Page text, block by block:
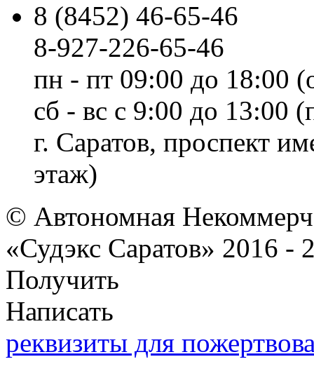
8 (8452) 46-65-46
8-927-226-65-46
пн - пт 09:00 до 18:00
сб - вс с 9:00 до 13:00
г. Саратов, проспект
этаж)
© Автономная
«Судэкс Саратов» 2016 -
Получить
Написать
реквизиты для